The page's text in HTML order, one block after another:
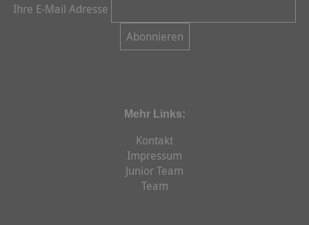
Ihre E-Mail Adresse
Mehr Links:
Kontakt
Impressum
Junior Team
Team